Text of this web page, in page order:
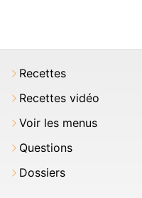
Recettes
Recettes vidéo
Voir les menus
Questions
Dossiers